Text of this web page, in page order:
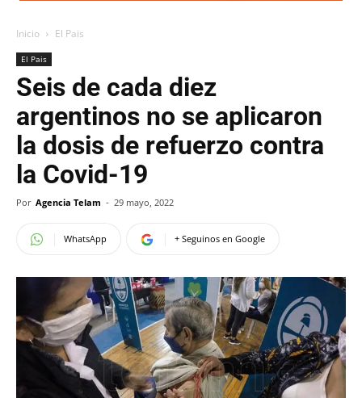
Inicio El Pais
El Pais
Seis de cada diez
argentinos no se aplicaron
la dosis de refuerzo contra
la Covid-19
Por Agencia Telam - 29 mayo, 2022
WhatsApp + Seguinos en Google